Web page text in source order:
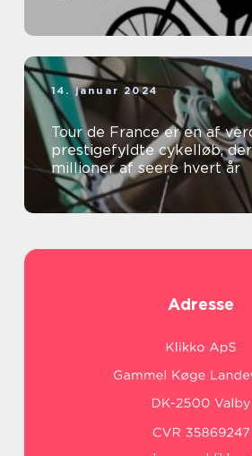
14. januar 2024
Tour de France er en af
prestigefyldte cykelløb,
millioner af seere hvert år
Adresse